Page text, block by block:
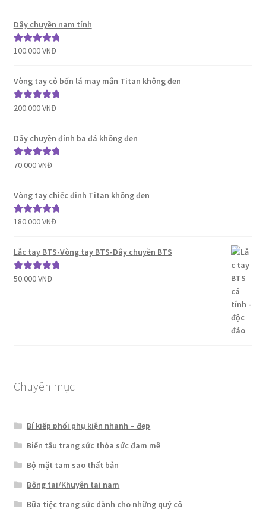
Dây chuyền nam tính
Được xếp
sao
100.000VNĐ
Vòng tay cỏ bốn lá may mắn Titan không đen
Được xếp
sao
200.000VNĐ
Dây chuyền đính ba đá không đen
Được xếp
sao
70.000VNĐ
Vòng tay chiếc đinh Titan không đen
Được xếp
sao
180.000VNĐ
Lắc tay BTS-Vòng tay BTS-Dây chuyền BTS
Được xếp
50.000VNĐ
Chuyên mục
Bí kiếp phối phụ kiện nhanh – đẹp
Biến tấu trang sức thỏa sức đam mê
Bộ mặt tam sao thất bản
Bông tai/Khuyên tai nam
Bữa tiệc trang sức dành cho những quý cô